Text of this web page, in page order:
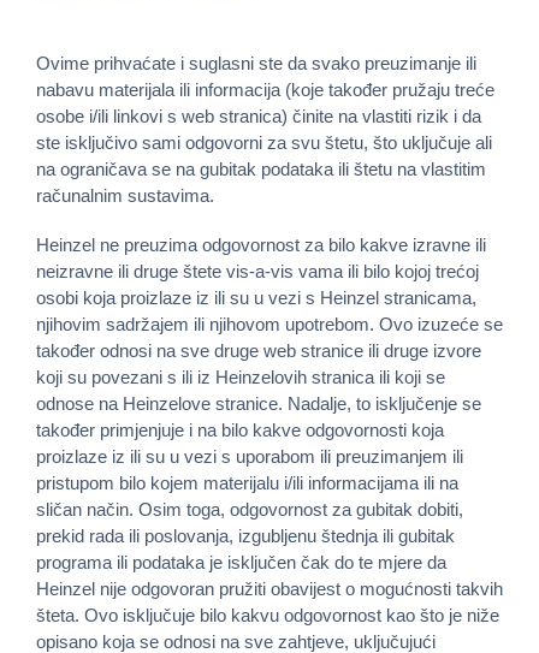
Ovime prihvaćate i suglasni ste da svako preuzimanje ili
nabavu materijala ili informacija (koje također pružaju treće
osobe i/ili linkovi s web stranica) činite na vlastiti rizik i da
ste isključivo sami odgovorni za svu štetu, što uključuje ali
na ograničava se na gubitak podataka ili štetu na vlastitim
računalnim sustavima.
Heinzel ne preuzima odgovornost za bilo kakve izravne ili
neizravne ili druge štete vis-a-vis vama ili bilo kojoj trećoj
osobi koja proizlaze iz ili su u vezi s Heinzel stranicama,
njihovim sadržajem ili njihovom upotrebom. Ovo izuzeće se
također odnosi na sve druge web stranice ili druge izvore
koji su povezani s ili iz Heinzelovih stranica ili koji se
odnose na Heinzelove stranice. Nadalje, to isključenje se
također primjenjuje i na bilo kakve odgovornosti koja
proizlaze iz ili su u vezi s uporabom ili preuzimanjem ili
pristupom bilo kojem materijalu i/ili informacijama ili na
sličan način. Osim toga, odgovornost za gubitak dobiti,
prekid rada ili poslovanja, izgubljenu štednja ili gubitak
programa ili podataka je isključen čak do te mjere da
Heinzel nije odgovoran pružiti obavijest o mogućnosti takvih
šteta. Ovo isključuje bilo kakvu odgovornost kao što je niže
opisano koja se odnosi na sve zahtjeve, uključujući